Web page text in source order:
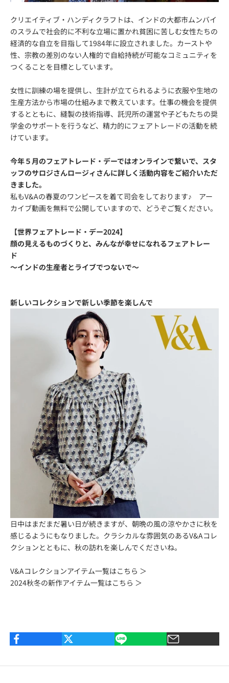
クリエイティブ・ハンディクラフトは、インドの大都市ムンバイ
のスラムで社会的に不利な立場に置かれ貧困に苦しむ女性たちの
経済的な自立を目指して1984年に設立されました。カーストや
性、宗教の差別のない人権的で自給持続が可能なコミュニティを
つくることを目標としています。
女性に訓練の場を提供し、生計が立てられるように衣服や生地の
生産方法から市場の仕組みまで教えています。仕事の機会を提供
するとともに、縫製の技術指導、託児所の運営や子どもたちの奨
学金のサポートを行うなど、精力的にフェアトレードの活動を続
けています。
今年５月のフェアトレード・デーではオンラインで繋いで、スタ
ッフのサロジさんロージィさんに詳しく活動内容をご紹介いただ
きました。
私もV&Aの春夏のワンピースを着て司会をしております♪ アー
カイブ動画を無料で公開していますので、どうぞご覧ください。
【世界フェアトレード・デー2024】
顔の見えるものづくりと、みんなが幸せになれるフェアトレー
ド
～インドの生産者とライブでつないで～
新しいコレクションで新しい季節を楽しんで
日中はまだまだ暑い日が続きますが、朝晩の風の涼やかさに秋を
感じるようにもなりました。クラシカルな雰囲気のあるV&Aコレ
クションとともに、秋の訪れを楽しんでくださいね。
V&Aコレクションアイテム一覧はこちら ＞
2024秋冬の新作アイテム一覧はこちら ＞